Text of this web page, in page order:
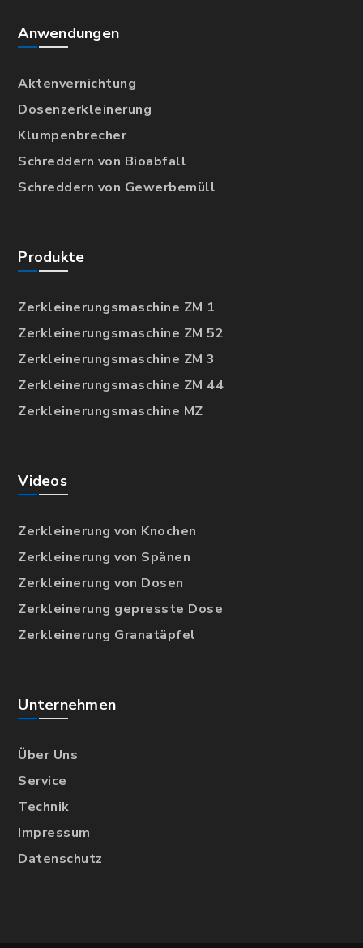
Anwendungen
Aktenvernichtung
Dosenzerkleinerung
Klumpenbrecher
Schreddern von Bioabfall
Schreddern von Gewerbemüll
Produkte
Zerkleinerungsmaschine ZM 1
Zerkleinerungsmaschine ZM 52
Zerkleinerungsmaschine ZM 3
Zerkleinerungsmaschine ZM 44
Zerkleinerungsmaschine MZ
Videos
Zerkleinerung von Knochen
Zerkleinerung von Spänen
Zerkleinerung von Dosen
Zerkleinerung gepresste Dose
Zerkleinerung Granatäpfel
Unternehmen
Über Uns
Service
Technik
Impressum
Datenschutz